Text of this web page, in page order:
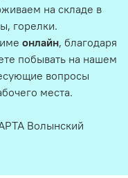
на складе в
горелки.
онлайн, благодаря
побывать на нашем
вопросы
места.
Волынский